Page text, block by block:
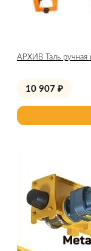
АРХИВ Таль
10 907 ₽